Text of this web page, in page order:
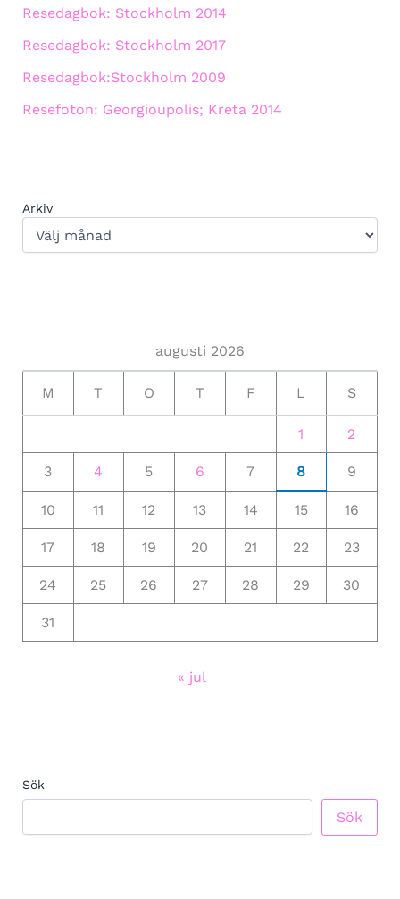
Resedagbok: Stockholm 2014
Resedagbok: Stockholm 2017
Resedagbok:Stockholm 2009
Resefoton: Georgioupolis; Kreta 2014
Arkiv
augusti 2026
M T O T F L S
1 2
3 4 5 6 7 8 9
10 11 12 13 14 15 16
17 18 19 20 21 22 23
24 25 26 27 28 29 30
31
« jul
Sök
Sök